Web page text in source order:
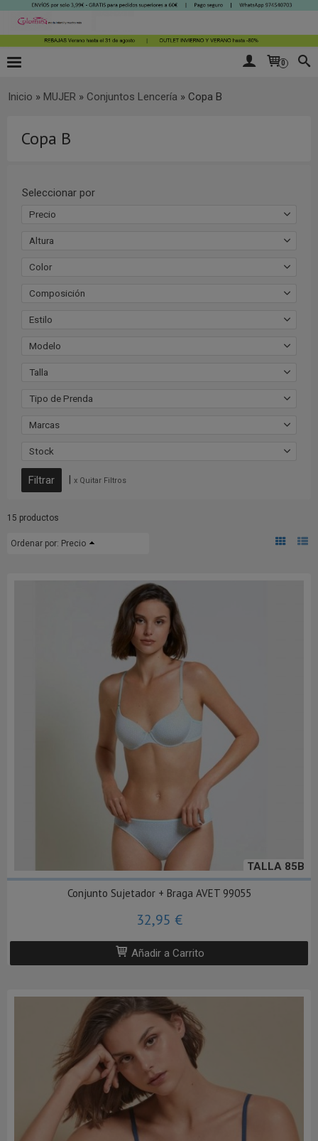
0
Inicio » MUJER » Conjuntos Lencería » Copa B
Copa B
Seleccionar por
Precio
Altura
Color
Composición
Estilo
Modelo
Talla
Tipo de Prenda
Marcas
Stock
| x Quitar Filtros
15 productos
Ordenar por: Precio
TALLA 85B
Conjunto Sujetador + Braga AVET 99055
32,95 €
Añadir a Carrito